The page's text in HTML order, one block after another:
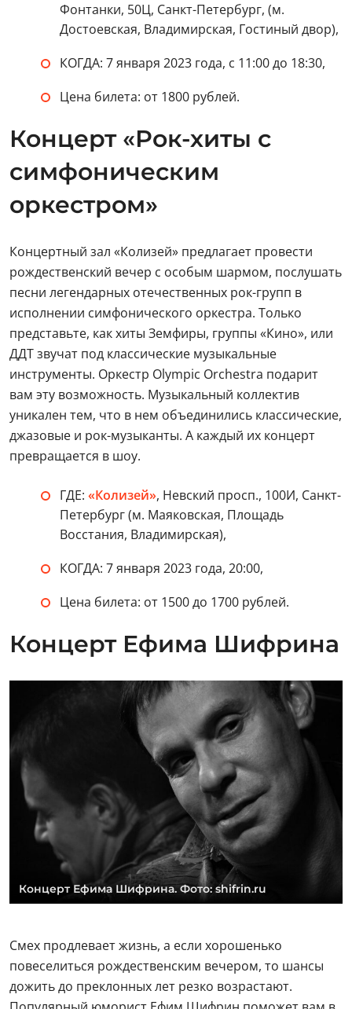
Фонтанки, 50Ц, Санкт-Петербург, (м.
Достоевская, Владимирская, Гостиный двор),
КОГДА: 7 января 2023 года, с 11:00 до 18:30,
Цена билета: от 1800 рублей.
Концерт «Рок-хиты с
симфоническим
оркестром»
Концертный зал «Колизей» предлагает провести
рождественский вечер с особым шармом, послушать
песни легендарных отечественных рок-групп в
исполнении симфонического оркестра. Только
представьте, как хиты Земфиры, группы «Кино», или
ДДТ звучат под классические музыкальные
инструменты. Оркестр Olympic Orchestra подарит
вам эту возможность. Музыкальный коллектив
уникален тем, что в нем объединились классические,
джазовые и рок-музыканты. А каждый их концерт
превращается в шоу.
ГДЕ: «Колизей», Невский просп., 100И, Санкт-
Петербург (м. Маяковская, Площадь
Восстания, Владимирская),
КОГДА: 7 января 2023 года, 20:00,
Цена билета: от 1500 до 1700 рублей.
Концерт Ефима Шифрина
Концерт Ефима Шифрина. Фото: shifrin.ru
Смех продлевает жизнь, а если хорошенько
повеселиться рождественским вечером, то шансы
дожить до преклонных лет резко возрастают.